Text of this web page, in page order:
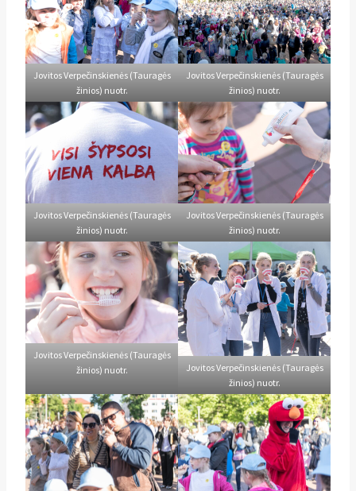
Jovitos Verpečinskienės (Tauragės
žinios) nuotr.
Jovitos Verpečinskienės (Tauragės
žinios) nuotr.
Jovitos Verpečinskienės (Tauragės
žinios) nuotr.
Jovitos Verpečinskienės (Tauragės
žinios) nuotr.
Jovitos Verpečinskienės (Tauragės
žinios) nuotr.
Jovitos Verpečinskienės (Tauragės
žinios) nuotr.